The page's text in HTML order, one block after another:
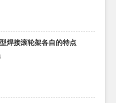
焊接滚轮架各自的特点